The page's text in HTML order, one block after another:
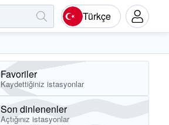
Türkçe
Favoriler
Kaydettiğiniz istasyonlar
Son dinlenenler
Açtığınız istasyonlar